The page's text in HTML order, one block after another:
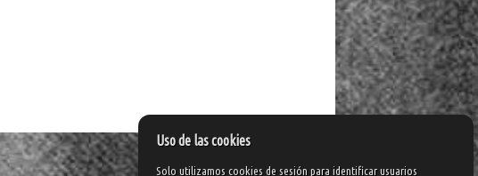
Uso de las cookies
Solo utilizamos cookies de sesión para identificar usuarios